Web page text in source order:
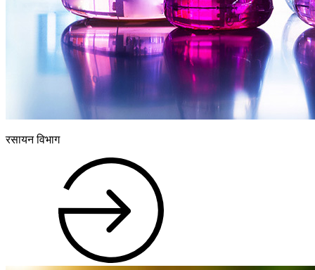
रसायन विभाग